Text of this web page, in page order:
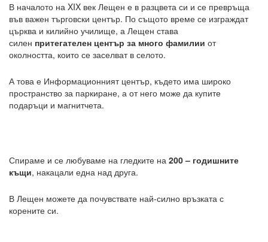
В началото на XIX век Лещен е в разцвета си и се превръща
във важен търговски център. По същото време се изграждат
църква и килийно училище, а Лещен става
силен притегателен център за много фамилии от
околността, които се заселват в селото.
А това е Информационният център, където има широко
пространство за паркиране, а от него може да купите
подаръци и магнитчета.
Спираме и се любуваме на гледките на 200 – годишните
къщи, накацали една над друга.
В Лещен можете да почувствате най-силно връзката с
корените си.